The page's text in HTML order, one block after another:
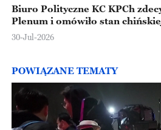
Biuro Polityczne KC KPCh
Plenum i omówiło stan
30-Jul-2026
POWIĄZANE TEMATY